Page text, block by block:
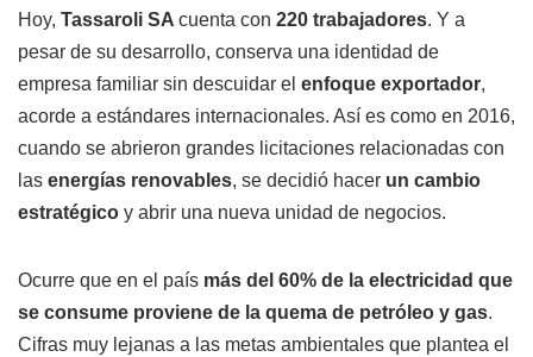
Hoy, Tassaroli SA cuenta con 220 trabajadores. Y a
pesar de su desarrollo, conserva una identidad de
empresa familiar sin descuidar el enfoque exportador,
acorde a estándares internacionales. Así es como en 2016,
cuando se abrieron grandes licitaciones relacionadas con
las energías renovables, se decidió hacer un cambio
estratégico y abrir una nueva unidad de negocios.
Ocurre que en el país más del 60% de la electricidad que
se consume proviene de la quema de petróleo y gas.
Cifras muy lejanas a las metas ambientales que plantea el